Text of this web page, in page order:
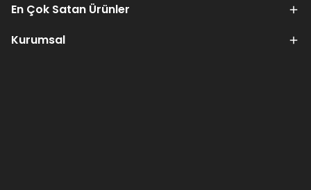
En Çok Satan Ürünler
Kurumsal